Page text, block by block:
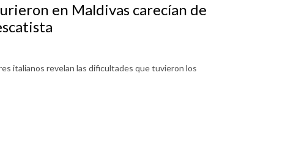
en Maldivas carecían de
italianos revelan las dificultades que tuvieron los